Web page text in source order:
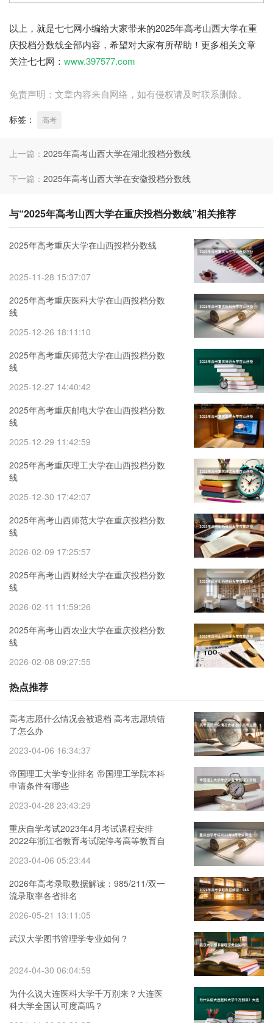
以上，就是七七网小编给大家带来的2025年高考山西大学在重
庆投档分数线全部内容，希望对大家有所帮助！更多相关文章
关注七七网： www.397577.com
免责声明：文章内容来自网络，如有侵权请及时联系删除。
标签： 高考
上一篇： 2025年高考山西大学在湖北投档分数线
下一篇： 2025年高考山西大学在安徽投档分数线
与“2025年高考山西大学在重庆投档分数线”相关推荐
2025年高考重庆大学在山西投档分数线
2025-11-28 15:37:07
2025年高考重庆医科大学在山西投档分数
线
2025-12-26 18:11:10
2025年高考重庆师范大学在山西投档分数
线
2025-12-27 14:40:42
2025年高考重庆邮电大学在山西投档分数
线
2025-12-29 11:42:59
2025年高考重庆理工大学在山西投档分数
线
2025-12-30 17:42:07
2025年高考山西师范大学在重庆投档分数
线
2026-02-09 17:25:57
2025年高考山西财经大学在重庆投档分数
线
2026-02-11 11:59:26
2025年高考山西农业大学在重庆投档分数
线
2026-02-08 09:27:55
热点推荐
高考志愿什么情况会被退档 高考志愿填错
了怎么办
2023-04-06 16:34:37
帝国理工大学专业排名 帝国理工学院本科
申请条件有哪些
2023-04-28 23:43:29
重庆自学考试2023年4月考试课程安排
2022年浙江省教育考试院停考高等教育自
2023-04-06 05:23:44
2026年高考录取数据解读：985/211/双一
流录取率各省排名
2026-05-21 13:11:05
武汉大学图书管理学专业如何？
2024-04-30 06:04:59
为什么说大连医科大学千万别来？大连医
科大学全国认可度高吗？